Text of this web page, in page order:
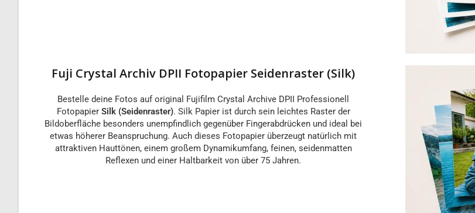
Fuji Crystal Archiv DPII Fotopapier Seidenraster (Silk)
Bestelle deine Fotos auf original Fujifilm Crystal Archive DPII Professionell
Fotopapier Silk (Seidenraster). Silk Papier ist durch sein leichtes Raster der
Bildoberfläche besonders unempfindlich gegenüber Fingerabdrücken und ideal bei
etwas höherer Beanspruchung. Auch dieses Fotopapier überzeugt natürlich mit
attraktiven Hauttönen, einem großem Dynamikumfang, feinen, seidenmatten
Reflexen und einer Haltbarkeit von über 75 Jahren.